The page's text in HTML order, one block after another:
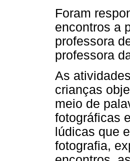
Foram
encontros a
professora
professora
As
crianças
meio de
fotográficas
lúdicas que
fotografia,